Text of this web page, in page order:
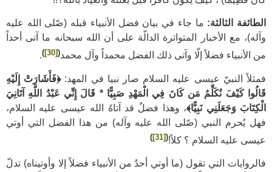
الطائفة الثالثة: ما جاء في بيان فضل الأنبياء قبله (صّلى الله عليه
وآله)، مع الأخبار المتواترة الدالّة على أن الله سبحانه ما آتى أحداً
من الأنبياء فضلاً إلّا وآتى ذلك الفضل محمداً وآل محمد(
[30]
)
.
فمثلاً النبيّ عيسى عليه السلام صار نبيا في المهد:﴿فَأَشَارَتْ إِلَيْهِ
قَالُوا كَيْفَ نُكَلِّمُ مَن كَانَ فِي الْمَهْدِ صَبِيًّا * قَالَ إِنِّي عَبْدُ اللَّهِ آتَانِيَ
الْكِتَابَ وَجَعَلَنِي نَبِيًّا﴾، وهذا فضلٌ قد آتاهُ الله عيسى عليه السلام،
فهل يُحرم النبي (صّلى الله عليه وآله) من هذا الفضل التي أوتي
عيسى عليه السلام ؟ كلاً!(
[31]
)
فالروايات التي تقول (ما أوتي أحدٌ من الأنبياء فضلاً إلا وأوتيناه) تدلّ